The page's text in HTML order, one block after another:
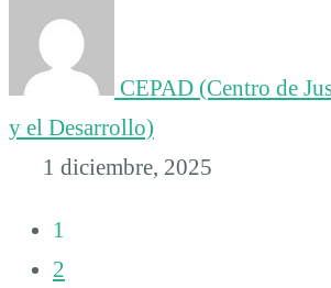
CEPAD (Centro de
y el Desarrollo)
1 diciembre, 2025
1
2